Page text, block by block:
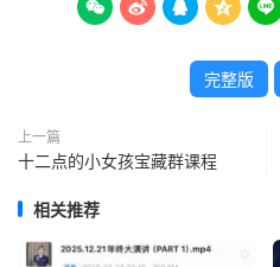
    
完整版
上一篇
十二点的小女孩宝藏群课程
相关推荐